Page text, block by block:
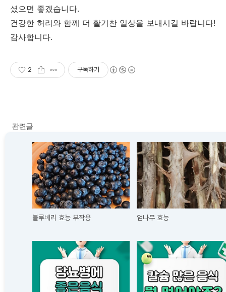
셨으면 좋겠습니다.
건강한 허리와 함께 더 활기찬 일상을 보내시길 바랍니다!
감사합니다.
2 구독하기
관련글
블루베리 효능 부작용 엄나무 효능